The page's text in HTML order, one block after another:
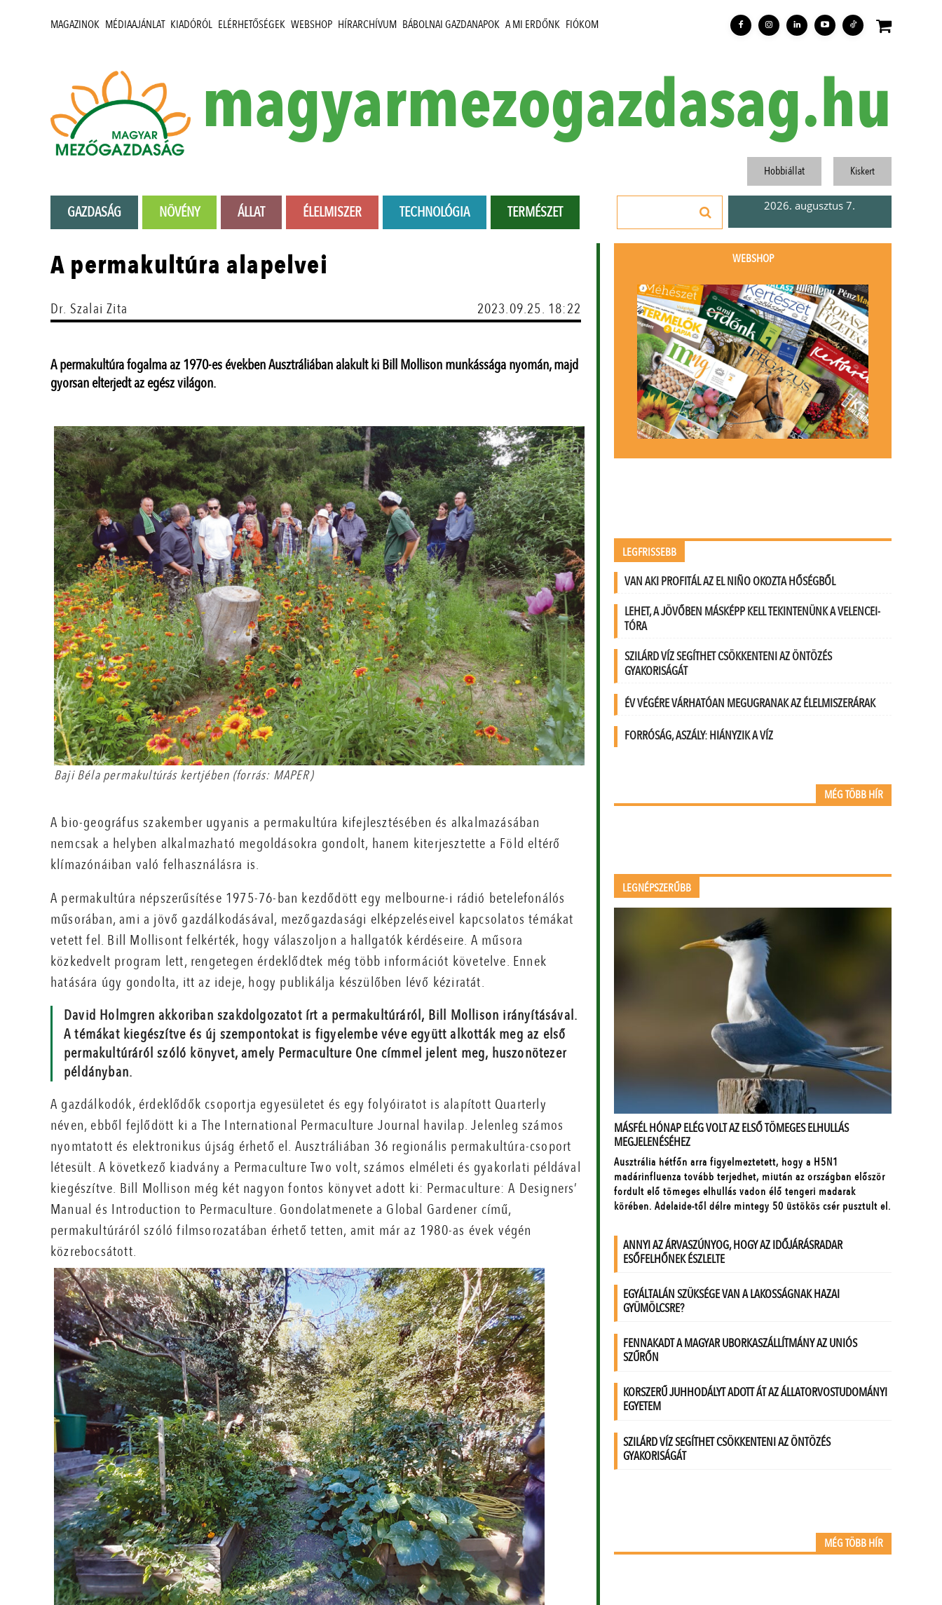
MAGAZINOK MÉDIAAJÁNLAT KIADÓRÓL ELÉRHETŐSÉGEK WEBSHOP HÍRARCHÍVUM BÁBOLNAI GAZDANAPOK A MI ERDŐNK FIÓKOM
magyarmezogazdasag.hu
GAZDASÁG NÖVÉNY ÁLLAT ÉLELMISZER TECHNOLÓGIA TERMÉSZET
Hobbiállat Kiskert
2026. augusztus 7.
A permakultúra alapelvei
Dr. Szalai Zita 2023.09.25. 18:22
A permakultúra fogalma az 1970-es években Ausztráliában alakult ki Bill Mollison munkássága nyomán, majd
gyorsan elterjedt az egész világon.
Baji Béla permakultúrás kertjében (forrás: MAPER)
A bio-geográfus szakember ugyanis a permakultúra kifejlesztésében és alkalmazásában
nemcsak a helyben alkalmazható megoldásokra gondolt, hanem kiterjesztette a Föld eltérő
klímazónáiban való felhasználásra is.
A permakultúra népszerűsítése 1975-76-ban kezdődött egy melbourne-i rádió betelefonálós
műsorában, ami a jövő gazdálkodásával, mezőgazdasági elképzeléseivel kapcsolatos témákat
vetett fel. Bill Mollisont felkérték, hogy válaszoljon a hallgatók kérdéseire. A műsora
közkedvelt program lett, rengetegen érdeklődtek még több információt követelve. Ennek
hatására úgy gondolta, itt az ideje, hogy publikálja készülőben lévő kéziratát.
David Holmgren akkoriban szakdolgozatot írt a permakultúráról, Bill Mollison irányításával.
A témákat kiegészítve és új szempontokat is figyelembe véve együtt alkották meg az első
permakultúráról szóló könyvet, amely Permaculture One címmel jelent meg, huszonötezer
példányban.
A gazdálkodók, érdeklődők csoportja egyesületet és egy folyóiratot is alapított Quarterly
néven, ebből fejlődött ki a The International Permaculture Journal havilap. Jelenleg számos
nyomtatott és elektronikus újság érhető el. Ausztráliában 36 regionális permakultúra-csoport
létesült. A következő kiadvány a Permaculture Two volt, számos elméleti és gyakorlati példával
kiegészítve. Bill Mollison még két nagyon fontos könyvet adott ki: Permaculture: A Designers’
Manual és Introduction to Permaculture. Gondolatmenete a Global Gardener című,
permakultúráról szóló filmsorozatában érhető tetten, amit már az 1980-as évek végén
közrebocsátott.
WEBSHOP
LEGFRISSEBB
VAN AKI PROFITÁL AZ EL NIÑO OKOZTA HŐSÉGBŐL
LEHET, A JÖVŐBEN MÁSKÉPP KELL TEKINTENÜNK A VELENCEI-
TÓRA
SZILÁRD VÍZ SEGÍTHET CSÖKKENTENI AZ ÖNTÖZÉS
GYAKORISÁGÁT
ÉV VÉGÉRE VÁRHATÓAN MEGUGRANAK AZ ÉLELMISZERÁRAK
FORRÓSÁG, ASZÁLY: HIÁNYZIK A VÍZ
MÉG TÖBB HÍR
LEGNÉPSZERŰBB
MÉG TÖBB HÍR